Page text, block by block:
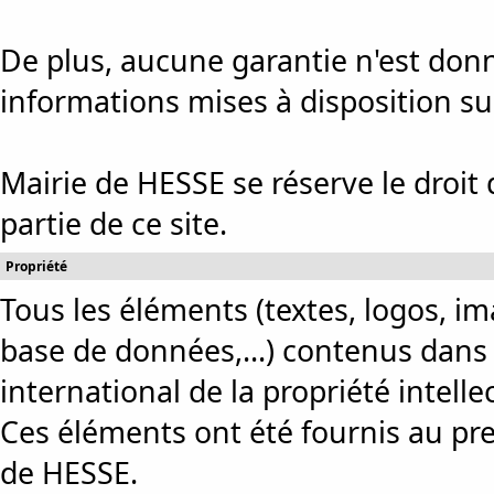
De plus, aucune garantie n'est
informations mises à disposition
Mairie de HESSE se réserve le
partie de ce site.
Propriété
Tous les éléments (textes, logos,
base de données,...) contenus
international de la propriété
Ces éléments ont été fournis au
de HESSE.